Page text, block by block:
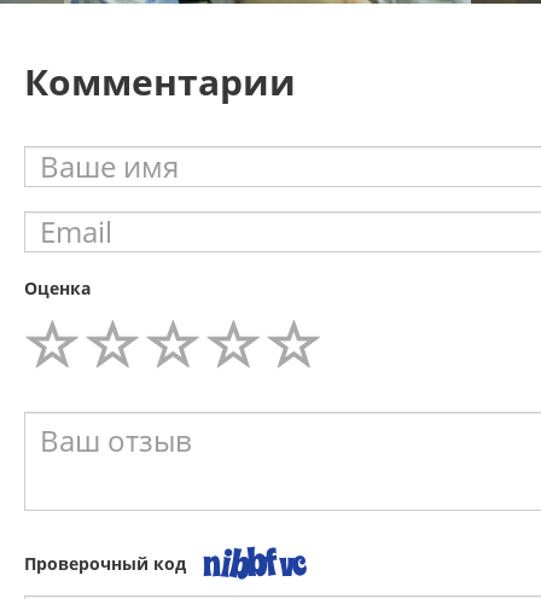
Комментарии
Оценка
Проверочный код